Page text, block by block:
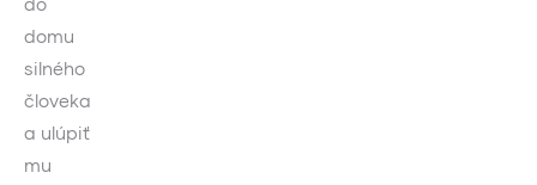
domu
silného
človeka
a ulúpiť
mu